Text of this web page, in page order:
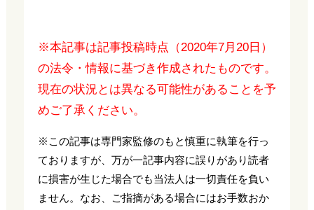
※本記事は記事投稿時点（2020年7月20日）
の法令・情報に基づき作成されたものです。
現在の状況とは異なる可能性があることを予
めご了承ください。
※この記事は専門家監修のもと慎重に執筆を行っ
ておりますが、万が一記事内容に誤りがあり読者
に損害が生じた場合でも当法人は一切責任を負い
ません。なお、ご指摘がある場合にはお手数おか